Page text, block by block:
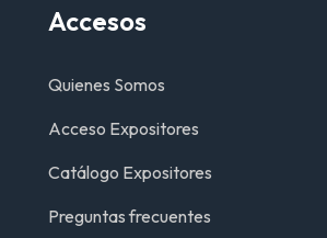
Accesos
Quienes Somos
Acceso Expositores
Catálogo Expositores
Preguntas frecuentes